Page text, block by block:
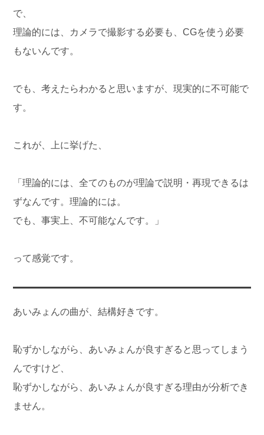
で、
理論的には、カメラで撮影する必要も、CGを使う必要
もないんです。
でも、考えたらわかると思いますが、現実的に不可能で
す。
これが、上に挙げた、
「理論的には、全てのものが理論で説明・再現できるは
ずなんです。理論的には。
でも、事実上、不可能なんです。」
って感覚です。
あいみょんの曲が、結構好きです。
恥ずかしながら、あいみょんが良すぎると思ってしまう
んですけど、
恥ずかしながら、あいみょんが良すぎる理由が分析でき
ません。